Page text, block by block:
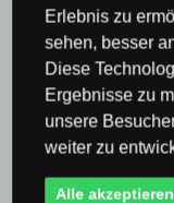
Erlebnis zu
sehen, besser
Diese
Ergebnisse zu
unsere
weiter zu
Alle akzeptieren